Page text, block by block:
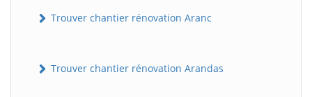
Trouver chantier rénovation Aranc
Trouver chantier rénovation Arandas